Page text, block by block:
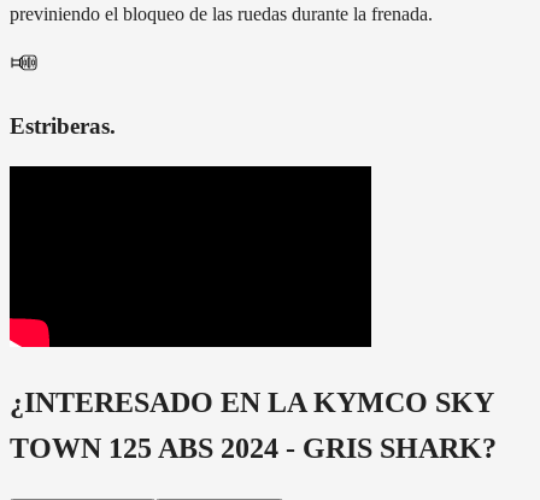
previniendo el bloqueo de las ruedas durante la frenada.
Estriberas.
¿INTERESADO EN LA KYMCO SKY
TOWN 125 ABS 2024 - GRIS SHARK?